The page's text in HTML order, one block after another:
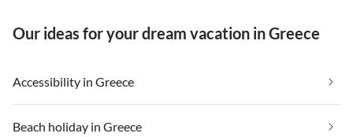
Our ideas for your dream vacation in Greece
Accessibility in Greece
Beach holiday in Greece